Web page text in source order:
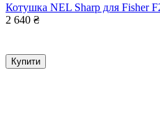
Котушка NEL Sharp для Fisher
2 640 ₴
Купити